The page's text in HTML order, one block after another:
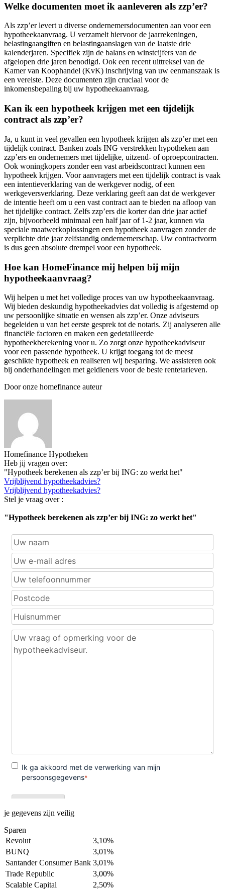
Welke documenten moet ik aanleveren als zzp’er?
Als zzp’er levert u diverse ondernemersdocumenten aan voor een
hypotheekaanvraag. U verzamelt hiervoor de jaarrekeningen,
belastingaangiften en belastingaanslagen van de laatste drie
kalenderjaren. Specifiek zijn de balans en winstcijfers van de
afgelopen drie jaren benodigd. Ook een recent uittreksel van de
Kamer van Koophandel (KvK) inschrijving van uw eenmanszaak is
een vereiste. Deze documenten zijn cruciaal voor de
inkomensbepaling bij uw hypotheekaanvraag.
Kan ik een hypotheek krijgen met een tijdelijk
contract als zzp’er?
Ja, u kunt in veel gevallen een hypotheek krijgen als zzp’er met een
tijdelijk contract. Banken zoals ING verstrekken hypotheken aan
zzp’ers en ondernemers met tijdelijke, uitzend- of oproepcontracten.
Ook woningkopers zonder een vast arbeidscontract kunnen een
hypotheek krijgen. Voor aanvragers met een tijdelijk contract is vaak
een intentieverklaring van de werkgever nodig, of een
werkgeversverklaring. Deze verklaring geeft aan dat de werkgever
de intentie heeft om u een vast contract aan te bieden na afloop van
het tijdelijke contract. Zelfs zzp’ers die korter dan drie jaar actief
zijn, bijvoorbeeld minimaal een half jaar of 1-2 jaar, kunnen via
speciale maatwerkoplossingen een hypotheek aanvragen zonder de
verplichte drie jaar zelfstandig ondernemerschap. Uw contractvorm
is dus geen absolute drempel voor een hypotheek.
Hoe kan HomeFinance mij helpen bij mijn
hypotheekaanvraag?
Wij helpen u met het volledige proces van uw hypotheekaanvraag.
Wij bieden deskundig hypotheekadvies dat volledig is afgestemd op
uw persoonlijke situatie en wensen als zzp’er. Onze adviseurs
begeleiden u van het eerste gesprek tot de notaris. Zij analyseren alle
financiële factoren en maken een gedetailleerde
hypotheekberekening voor u. Zo zorgt onze hypotheekadviseur
voor een passende hypotheek. U krijgt toegang tot de meest
geschikte hypotheek en realiseren wij besparing. We assisteren ook
bij onderhandelingen met geldleners voor de beste rentetarieven.
Door onze homefinance auteur
Homefinance Hypotheken
Heb jij vragen over:
"Hypotheek berekenen als zzp’er bij ING: zo werkt het"
Vrijblijvend hypotheekadvies?
Vrijblijvend hypotheekadvies?
Stel je vraag over :
"Hypotheek berekenen als zzp’er bij ING: zo werkt het"
je gegevens zijn veilig
Sparen
Revolut
3,10%
BUNQ
3,01%
Santander Consumer Bank 3,01%
Trade Republic
3,00%
Scalable Capital
2,50%